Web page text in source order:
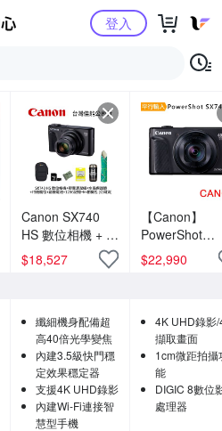
Yahoo購物中心登入
Canon SX740
HS 數位相機 + 膠
囊清潔組 + 水晶
保護鏡 + 相機魔
機包 (公司貨)
$18,527
【Canon】
PowerShot
SX740 HS 40
光學變焦4K數
$22,990
纖細機身配備超
高40倍光學變焦
內建3.5級快門穩
定效果穩定器
支援4K UHD錄影
內建Wi-Fi連接智
慧型手機
4K UHD錄影/
擷取畫面
1cm微距拍攝
能
DIGIC 8數位
處理器